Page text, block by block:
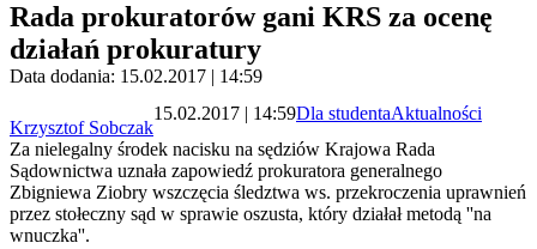
Rada prokuratorów gani KRS za ocenę
działań prokuratury
Data dodania: 15.02.2017 | 14:59
Krzysztof Sobczak
15.02.2017 | 14:59Dla studentaAktualności
Za nielegalny środek nacisku na sędziów Krajowa Rada
Sądownictwa uznała zapowiedź prokuratora generalnego
Zbigniewa Ziobry wszczęcia śledztwa ws. przekroczenia uprawnień
przez stołeczny sąd w sprawie oszusta, który działał metodą ''na
wnuczka''.